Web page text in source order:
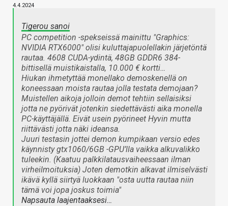
4.4.2024
Tigerou sanoi
PC competition -spekseissä mainittu "Graphics:
NVIDIA RTX6000" olisi kuluttajapuolellakin järjetöntä
rautaa. 4608 CUDA-ydintä, 48GB GDDR6 384-
bittisellä muistikaistalla, 10.000 € kortti…
Hiukan ihmetyttää monellako demoskenellä on
koneessaan moista rautaa jolla testata demojaan?
Muistellen aikoja jolloin demot tehtiin sellaisiksi
jotta ne pyörivät jotenkin siedettävästi aika monella
PC-käyttäjällä. Eivät usein pyörineet Hyvin mutta
riittävästi jotta näki ideansa.
Juuri testasin jottei demon kumpikaan versio edes
käynnisty gtx1060/6GB -GPU’lla vaikka alkuvalikko
tuleekin. (Kaatuu palkkilatausvaiheessaan ilman
virheilmoituksia) Joten demotkin alkavat ilmiselvästi
ikävä kyllä siirtyä luokkaan "osta uutta rautaa niin
tämä voi jopa joskus toimia"
Napsauta laajentaaksesi…